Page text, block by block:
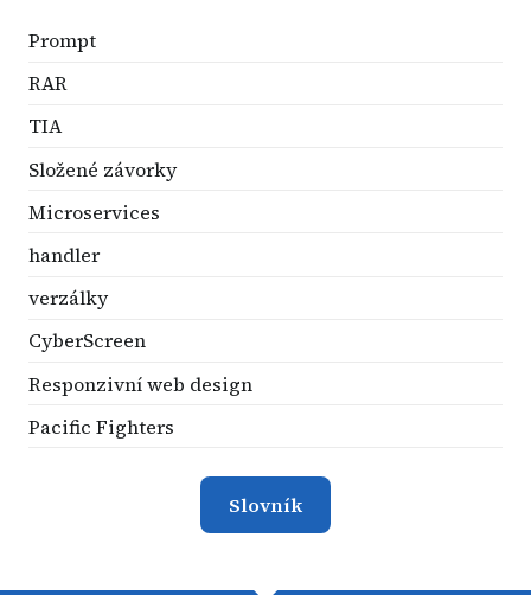
Prompt
RAR
TIA
Složené závorky
Microservices
handler
verzálky
CyberScreen
Responzivní web design
Pacific Fighters
Slovník